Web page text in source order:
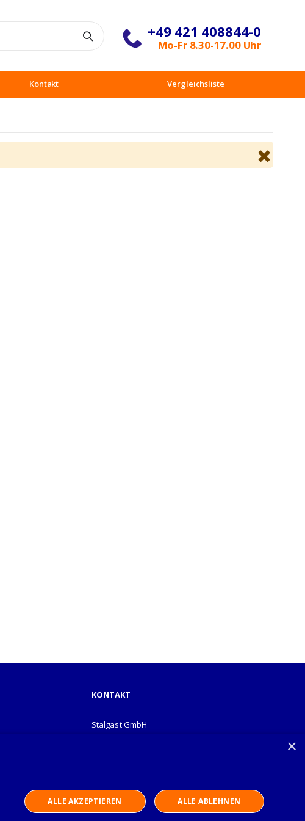
+49 421 408844-0
Mo-Fr 8.30-17.00 Uhr
Kontakt Vergleichsliste
KONTAKT
Stalgast GmbH
×
ALLE AKZEPTIEREN ALLE ABLEHNEN